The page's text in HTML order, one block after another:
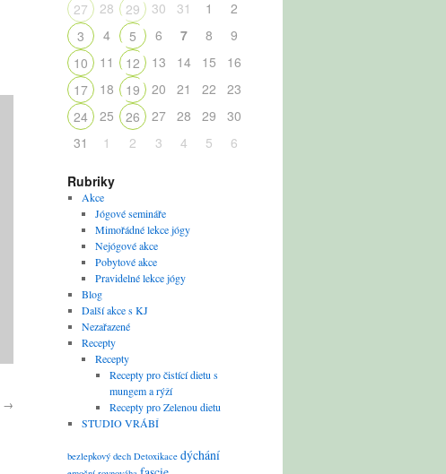
→
27 28 29 30 31 1
2
3
4 5 6 7 8
9
10
11 12 13 14 15
16
17
18 19 20 21 22
23
24
25 26 27 28 29
30
31
1 2 3 4 5 6
Rubriky
Akce
Jógové semináře
Mimořádné lekce jógy
Nejógové akce
Pobytové akce
Pravidelné lekce jógy
Blog
Další akce s KJ
Nezařazené
Recepty
Recepty
Recepty pro čistící dietu s
mungem a rýží
Recepty pro Zelenou dietu
STUDIO VRÁBÍ
bezlepkový dech Detoxikace dýchání